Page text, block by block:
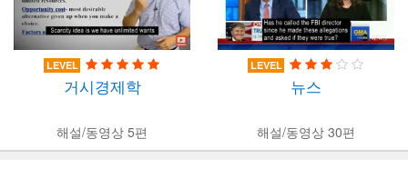
LEVEL
거시경제학
해설/동영상 5편
LEVEL
뉴스
해설/동영상 30편